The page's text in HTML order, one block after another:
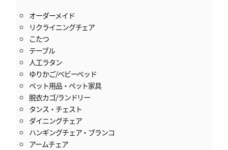
オーダーメイド
リクライニングチェア
こたつ
テーブル
人工ラタン
ゆりかご/ベビーベッド
ペット用品・ペット家具
脱衣カゴ/ランドリー
タンス・チェスト
ダイニングチェア
ハンギングチェア・ブランコ
アームチェア